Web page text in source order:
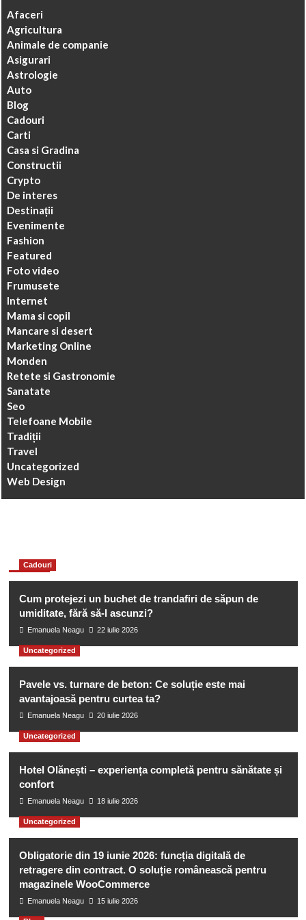
Afaceri
Agricultura
Animale de companie
Asigurari
Astrologie
Auto
Blog
Cadouri
Carti
Casa si Gradina
Constructii
Crypto
De interes
Destinații
Evenimente
Fashion
Featured
Foto video
Frumusete
Internet
Mama si copil
Mancare si desert
Marketing Online
Monden
Retete si Gastronomie
Sanatate
Seo
Telefoane Mobile
Tradiții
Travel
Uncategorized
Web Design
You may have missed
Cadouri
Cum protejezi un buchet de trandafiri de săpun de
umiditate, fără să-l ascunzi?
Emanuela Neagu 22 iulie 2026
Uncategorized
Pavele vs. turnare de beton: Ce soluție este mai
avantajoasă pentru curtea ta?
Emanuela Neagu 20 iulie 2026
Uncategorized
Hotel Olănești – experiența completă pentru sănătate și
confort
Emanuela Neagu 18 iulie 2026
Uncategorized
Obligatorie din 19 iunie 2026: funcția digitală de
retragere din contract. O soluție românească pentru
magazinele WooCommerce
Emanuela Neagu 15 iulie 2026